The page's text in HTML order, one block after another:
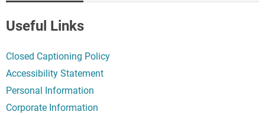
Useful Links
Closed Captioning Policy
Accessibility Statement
Personal Information
Corporate Information